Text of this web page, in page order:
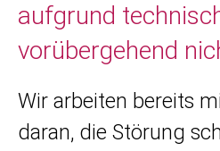
aufgrund
vorübergehend
Wir arbeiten bereits
daran, die Störung